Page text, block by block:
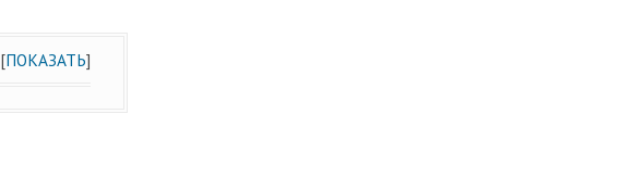
[ПОКАЗАТЬ]